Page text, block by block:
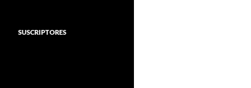
SUSCRIPTORES